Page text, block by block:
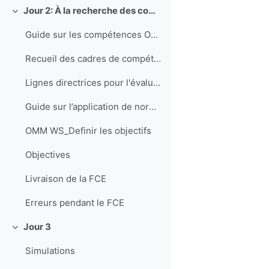
Replier Jour 2: À la recherche des compétences
Guide sur les compétences OMM
Recueil des cadres de compétences de l'OMM (EN)
Lignes directrices pour l'évaluation des compétences pour la fourniture de services climatologiques (EN)
Guide sur l’application de normes d’enseignement et de formation professionnelle en météorologie et en hydrologie
OMM WS_Definir les objectifs
Objectives
Livraison de la FCE
Erreurs pendant le FCE
Replier
Jour 3
Simulations